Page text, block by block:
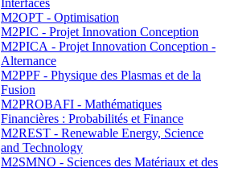
Interfaces
M2OPT - Optimisation
M2PIC - Projet Innovation Conception
M2PICA - Projet Innovation Conception -
Alternance
M2PPF - Physique des Plasmas et de la
Fusion
M2PROBAFI - Mathématiques
Financières : Probabilités et Finance
M2REST - Renewable Energy, Science
and Technology
M2SMNO - Sciences des Matériaux et des